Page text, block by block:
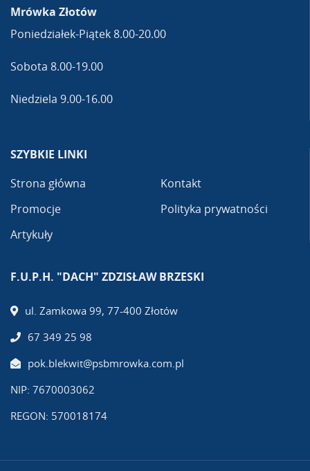
Mrówka Złotów
Poniedziałek-Piątek 8.00-20.00
Sobota 8.00-19.00
Niedziela 9.00-16.00
SZYBKIE LINKI
Strona główna
Promocje
Artykuły
Kontakt
Polityka prywatności
F.U.P.H. "DACH" ZDZISŁAW BRZESKI
ul. Zamkowa 99, 77-400 Złotów
67 349 25 98
pok.blekwit@psbmrowka.com.pl
NIP: 7670003062
REGON: 570018174